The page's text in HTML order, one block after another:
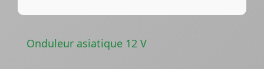
Onduleur asiatique 12 V